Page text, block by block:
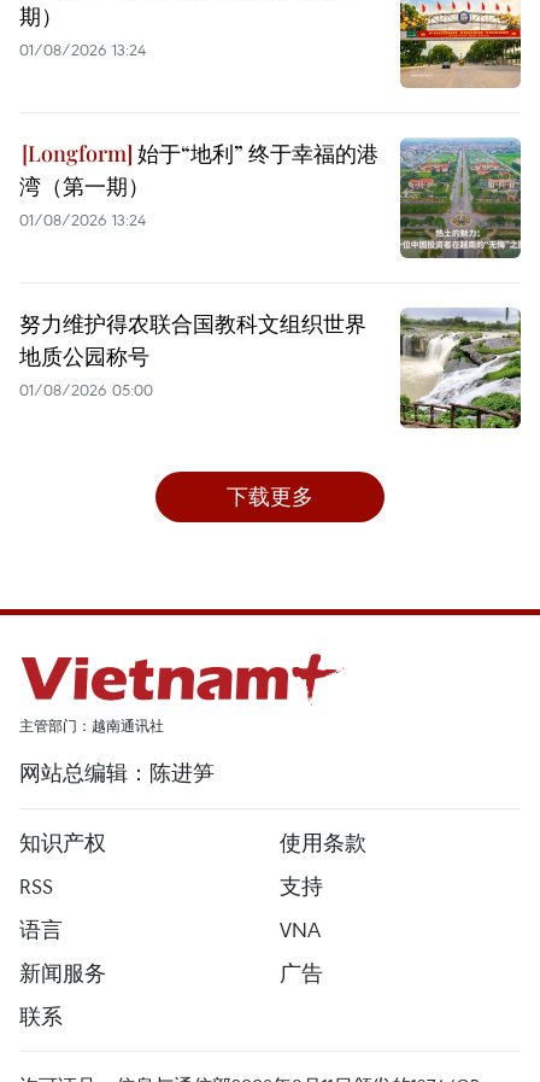
期）
01/08/2026 13:24
始于“地利” 终于幸福的港
湾（第一期）
01/08/2026 13:24
努力维护得农联合国教科文组织世界
地质公园称号
01/08/2026 05:00
下载更多
主管部门：越南通讯社
网站总编辑：陈进笋
知识产权
使用条款
RSS
支持
语言
VNA
新闻服务
广告
联系